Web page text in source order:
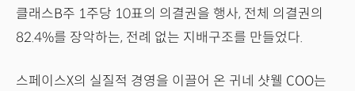
클래스B주 1주당 10표의 의결권을 행사, 전체 의결권의
82.4%를 장악하는, 전례 없는 지배구조를 만들었다.
스페이스X의 실질적 경영을 이끌어 온 귀네 샷웰 COO는